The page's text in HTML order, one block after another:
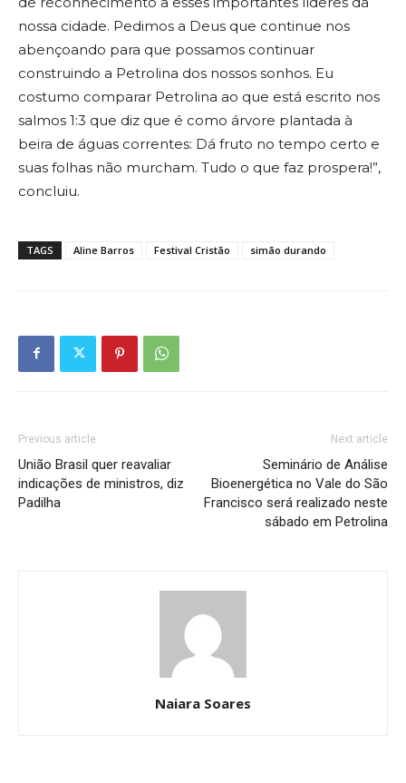
nossa cidade. Pedimos a Deus que continue nos
abençoando para que possamos continuar
construindo a Petrolina dos nossos sonhos. Eu
costumo comparar Petrolina ao que está escrito nos
salmos 1:3 que diz que é como árvore plantada à
beira de águas correntes: Dá fruto no tempo certo e
suas folhas não murcham. Tudo o que faz prospera!”,
concluiu.
TAGS Aline Barros Festival Cristão simão durando
Previous article
União Brasil quer reavaliar
indicações de ministros, diz
Padilha
Next article
Seminário de Análise
Bioenergética no Vale do São
Francisco será realizado neste
sábado em Petrolina
Naiara Soares